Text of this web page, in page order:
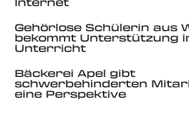
Gehörlose Schülerin aus
bekommt Unterstützung
Unterricht
Bäckerei Apel gibt
schwerbehinderten
eine Perspektive